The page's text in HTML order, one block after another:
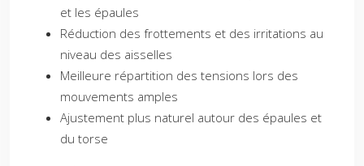
et les épaules
Réduction des frottements et des irritations au
niveau des aisselles
Meilleure répartition des tensions lors des
mouvements amples
Ajustement plus naturel autour des épaules et
du torse